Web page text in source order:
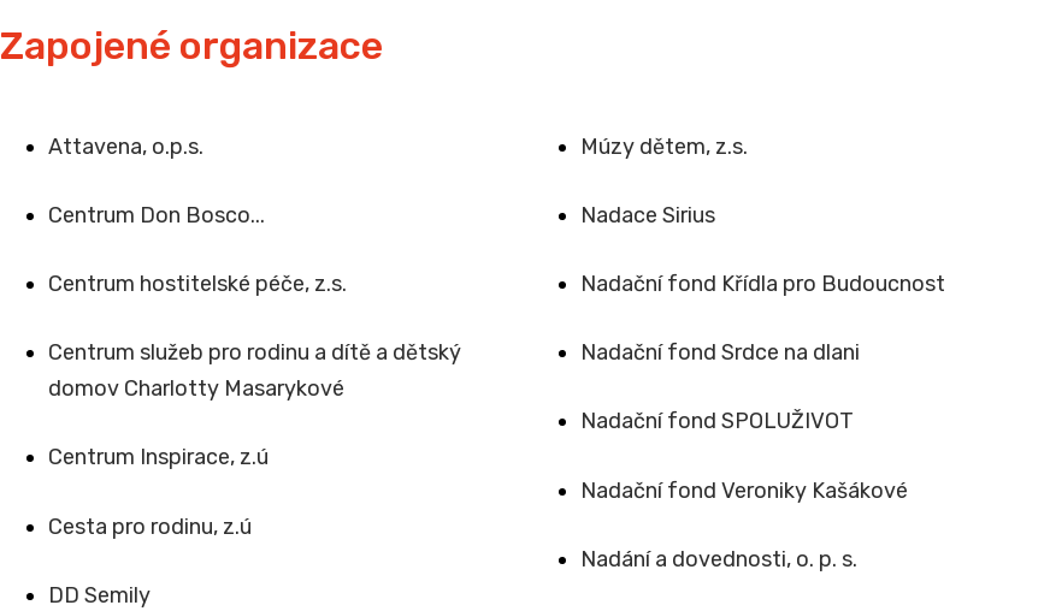
Zapojené organizace
Attavena, o.p.s.
Centrum Don Bosco...
Centrum hostitelské péče, z.s.
Centrum služeb pro rodinu a dítě a dětský
domov Charlotty Masarykové
Centrum Inspirace, z.ú
Cesta pro rodinu, z.ú
DD Semily
Múzy dětem, z.s.
Nadace Sirius
Nadační fond Křídla pro Budoucnost
Nadační fond Srdce na dlani
Nadační fond SPOLUŽIVOT
Nadační fond Veroniky Kašákové
Nadání a dovednosti, o. p. s.